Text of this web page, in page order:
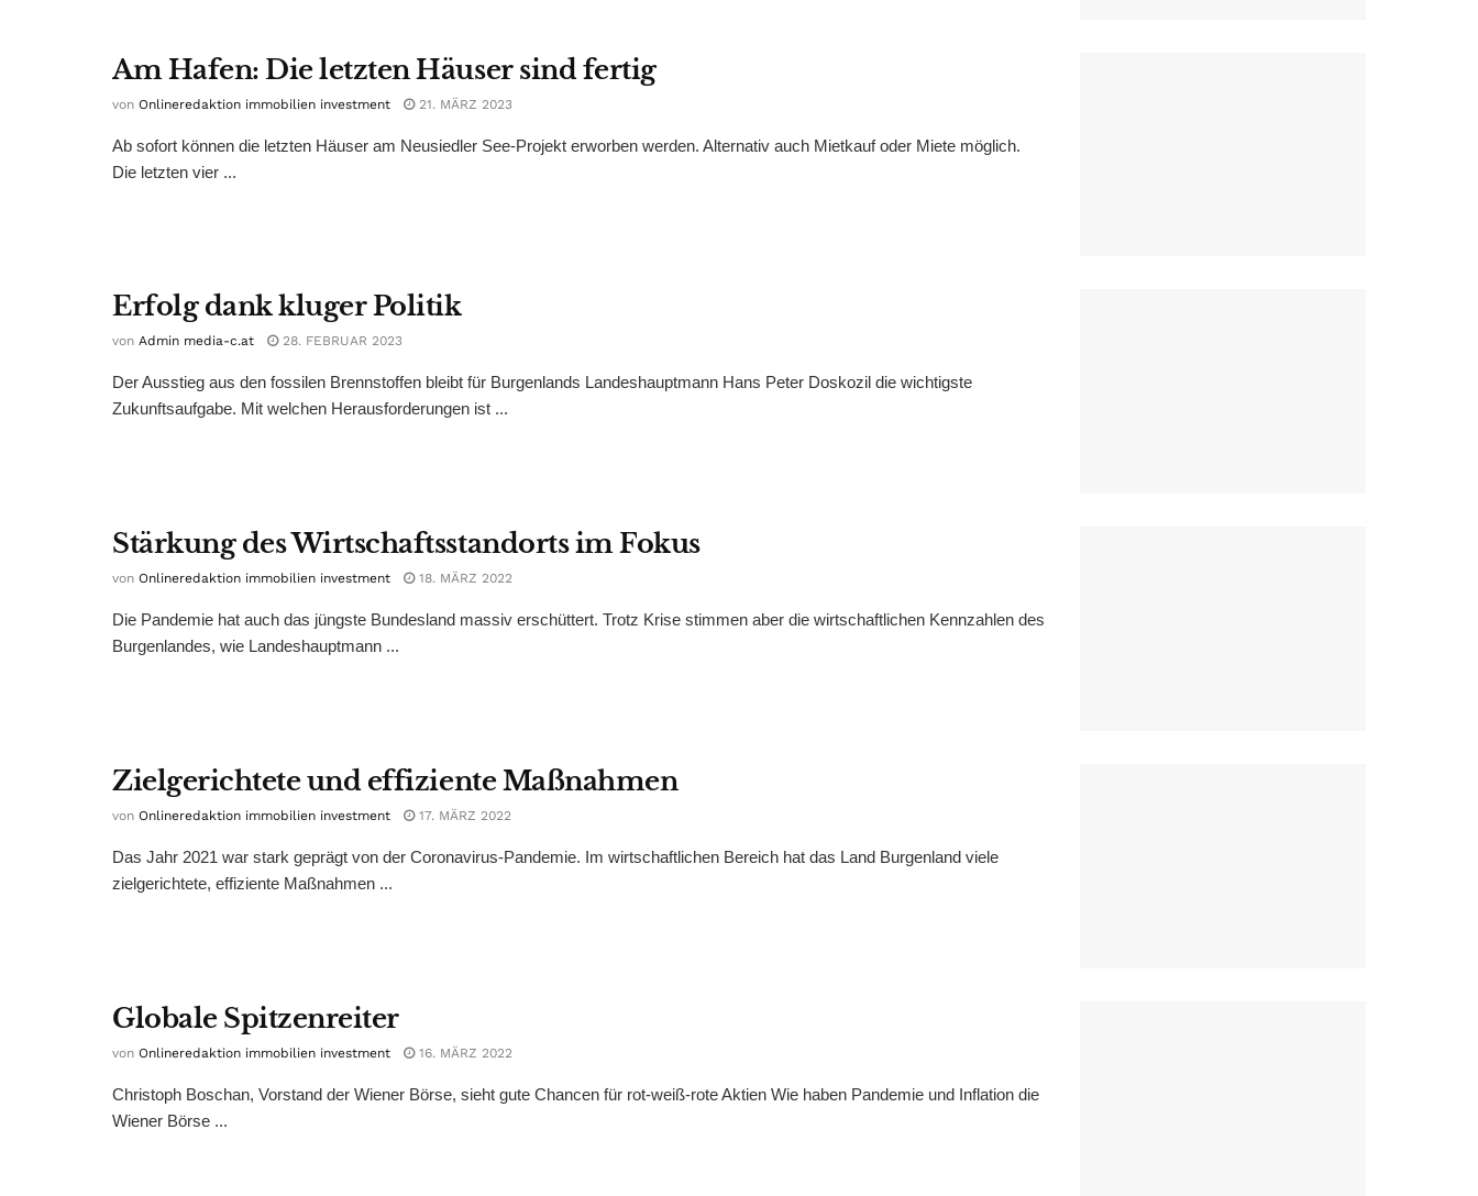
Am Hafen: Die letzten Häuser sind fertig
von Onlineredaktion immobilien investment 21. MÄRZ 2023
Ab sofort können die letzten Häuser am Neusiedler See-Projekt erworben werden. Alternativ auch Mietkauf oder Miete möglich.
Die letzten vier ...
Erfolg dank kluger Politik
von Admin media-c.at 28. FEBRUAR 2023
Der Ausstieg aus den fossilen Brennstoffen bleibt für Burgenlands Landeshauptmann Hans Peter Doskozil die wichtigste
Zukunftsaufgabe. Mit welchen Herausforderungen ist ...
Stärkung des Wirtschaftsstandorts im Fokus
von Onlineredaktion immobilien investment 18. MÄRZ 2022
Die Pandemie hat auch das jüngste Bundesland massiv erschüttert. Trotz Krise stimmen aber die wirtschaftlichen Kennzahlen des
Burgenlandes, wie Landeshauptmann ...
Zielgerichtete und effiziente Maßnahmen
von Onlineredaktion immobilien investment 17. MÄRZ 2022
Das Jahr 2021 war stark geprägt von der Coronavirus-Pandemie. Im wirtschaftlichen Bereich hat das Land Burgenland viele
zielgerichtete, effiziente Maßnahmen ...
Globale Spitzenreiter
von Onlineredaktion immobilien investment 16. MÄRZ 2022
Christoph Boschan, Vorstand der Wiener Börse, sieht gute Chancen für rot-weiß-rote Aktien Wie haben Pandemie und Inflation die
Wiener Börse ...